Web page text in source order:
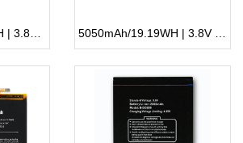
5580mAh/21.204WH | 3.8V | Li-ion ...
5050mAh/19.19WH | 3.8V | Li-ion ...